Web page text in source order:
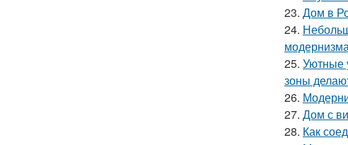
23. Дом в
24.
25. Уютные
зоны
26.
27. Дом с
28. Как